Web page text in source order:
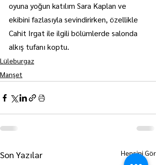
oyuna yoğun katılım Sara Kaplan ve
ekibini fazlasıyla sevindirirken, özellikle
Cahit Irgat ile ilgili bölümlerde salonda
alkış tufanı koptu.
Lüleburgaz
Manşet
Son Yazılar Hepsini Gör